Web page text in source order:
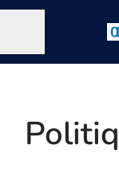
MENU CARRIÈRE